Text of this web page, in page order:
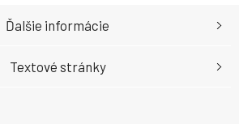
Ďalšie informácie
Textové stránky